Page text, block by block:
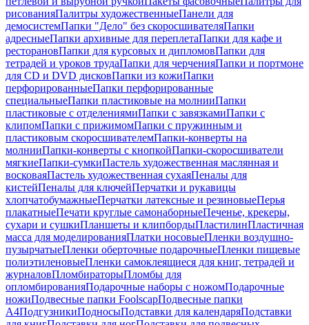
рисованияПалитры художественныеПанели для
демосистемПапки "Дело" без скоросшивателяПапки
адресныеПапки архивные для переплетаПапки для кафе и
ресторановПапки для курсовых и дипломовПапки для
тетрадей и уроков трудаПапки для черченияПапки и портмоне
для CD и DVD дисковПапки из кожиПапки
перфорированныеПапки перфорированные
специальныеПапки пластиковые на молнииПапки
пластиковые с отделениямиПапки с завязкамиПапки с
клипомПапки с прижимомПапки с пружинным и
пластиковым скоросшивателемПапки-конверты на
молнииПапки-конверты с кнопкойПапки-скоросшиватели
мягкиеПапки-сумкиПастель художественная маслянная и
восковаяПастель художественная сухаяПеналы для
кистейПеналы для ключейПерчатки и рукавицы
хлопчатобумажныеПерчатки латексные и резиновыеПерья
плакатныеПечати круглые самонаборныеПеченье, крекеры,
сухари и сушкиПланшеты и клипбордыПластилинПластичная
масса для моделированияПлатки носовыеПленки воздушно-
пузырчатыеПленки оберточные подарочныеПленки пищевые
полиэтиленовыеПленки самоклеящиеся для книг, тетрадей и
журналовПломбираторыПломбы для
опломбированияПодарочные наборы с ножомПодарочные
ножиПодвесные папки FoolscapПодвесные папки
А4ПодгузникиПодносыПодставки для календаряПодставки